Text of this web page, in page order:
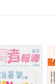
風景。極地
新定義日
回與自然和
家」的旅程